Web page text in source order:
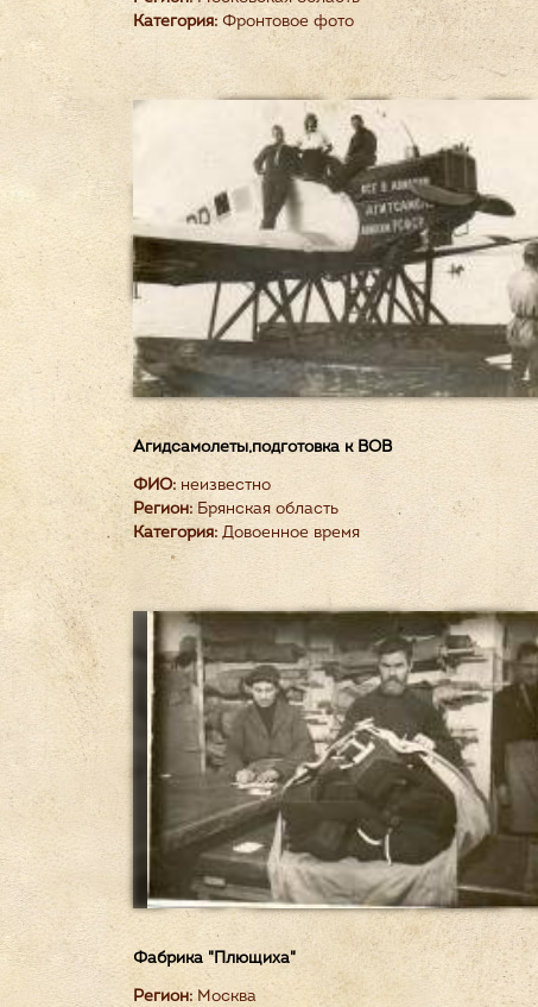
Категория: Фронтовое фото
Агидсамолеты,подготовка к ВОВ
ФИО: неизвестно
Регион: Брянская область
Категория: Довоенное время
Фабрика "Плющиха"
Регион:Москва